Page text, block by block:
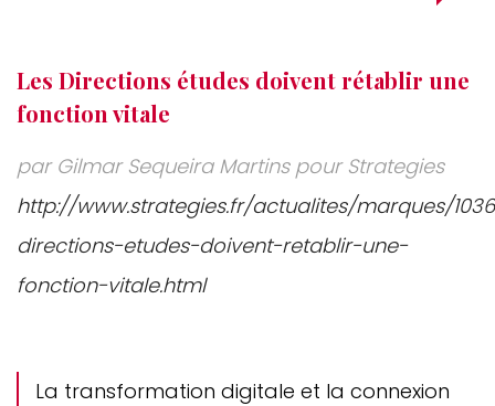
Les Directions études doivent rétablir une
fonction vitale
par Gilmar Sequeira Martins pour Strategies
http://www.strategies.fr/actualites/marques/
directions-etudes-doivent-retablir-une-
fonction-vitale.html
La transformation digitale et la connexion